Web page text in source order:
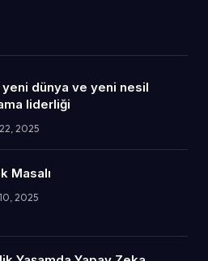
yeni dünya ve yeni nesil
liderliği
2025
Masalı
2025